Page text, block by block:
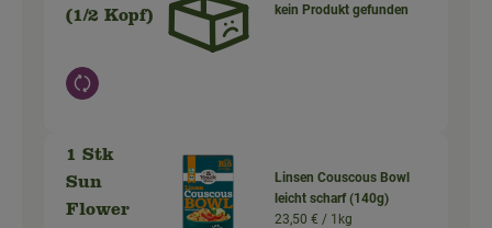
(1/2 Kopf)
Auswahl ändern
kein Produkt gefunden
1 Stk
Sun
Flower
Linsen Couscous Bowl
leicht scharf (140g)
23,50 € / 1kg